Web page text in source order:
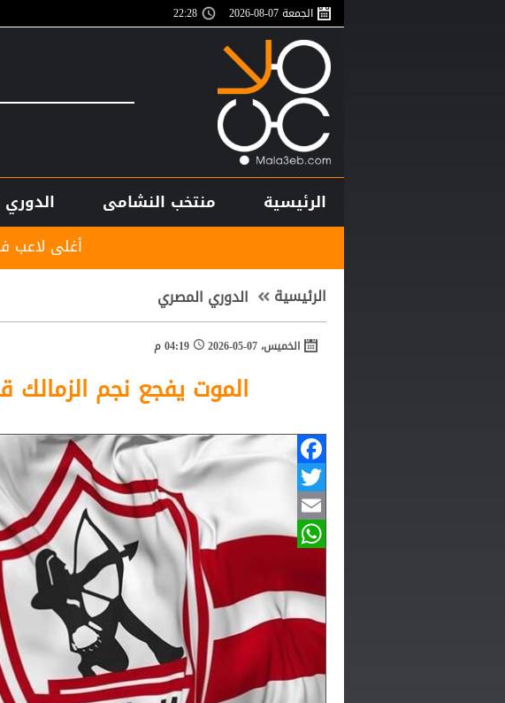
الجمعة 07-08-2026 22:28
الرئيسية منتخب النشامى الدوري
أغلى لاعب في تاريخ إفريقيا..
الرئيسية الدوري المصري
الخميس، 07-05-2026 04:19 م
الموت يفجع نجم الزمالك
Facebook
Twitter
Email
WhatsApp